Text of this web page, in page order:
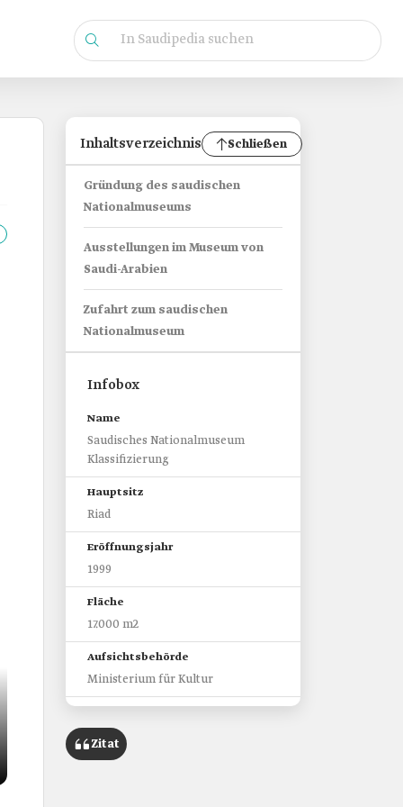
Inhaltsverzeichnis Schließen
Gründung des saudischen
Nationalmuseums
Ausstellungen im Museum von
Saudi-Arabien
Zufahrt zum saudischen
Nationalmuseum
Infobox
Name
Saudisches Nationalmuseum
Klassifizierung
Hauptsitz
Riad
Eröffnungsjahr
1999
Fläche
17.000 m2
Aufsichtsbehörde
Ministerium für Kultur
4.413 archäologische und
historische Exponate
Zitat